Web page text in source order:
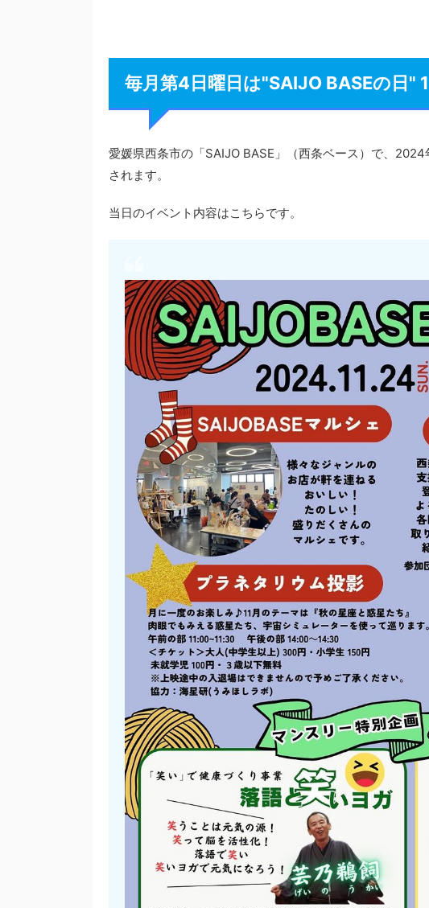
毎月第4日曜日は"SAIJO BASEの日"
愛媛県西条市の「SAIJO BASE」（西条ベース）で、2024
されます。
当日のイベント内容はこちらです。